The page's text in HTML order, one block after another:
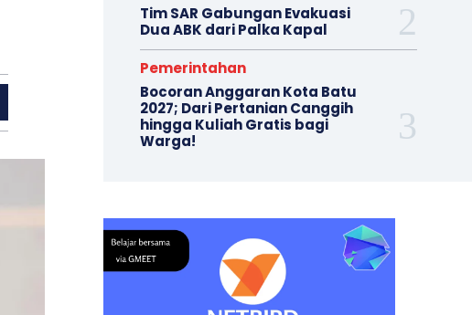
Tim SAR Gabungan Evakuasi
Dua ABK dari Palka Kapal
Pemerintahan
Bocoran Anggaran Kota Batu
2027; Dari Pertanian Canggih
hingga Kuliah Gratis bagi
Warga!